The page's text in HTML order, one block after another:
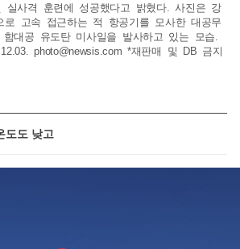
실사격 훈련에 성공했다고 밝혔다. 사진은 강
로 고속 접근하는 적 항공기를 모사한 대공무
대공 유도탄 미사일을 발사하고 있는 모습.
photo@newsis.com *재판매 및 DB 금지
도도 낮고